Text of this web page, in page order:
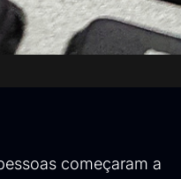
começaram a